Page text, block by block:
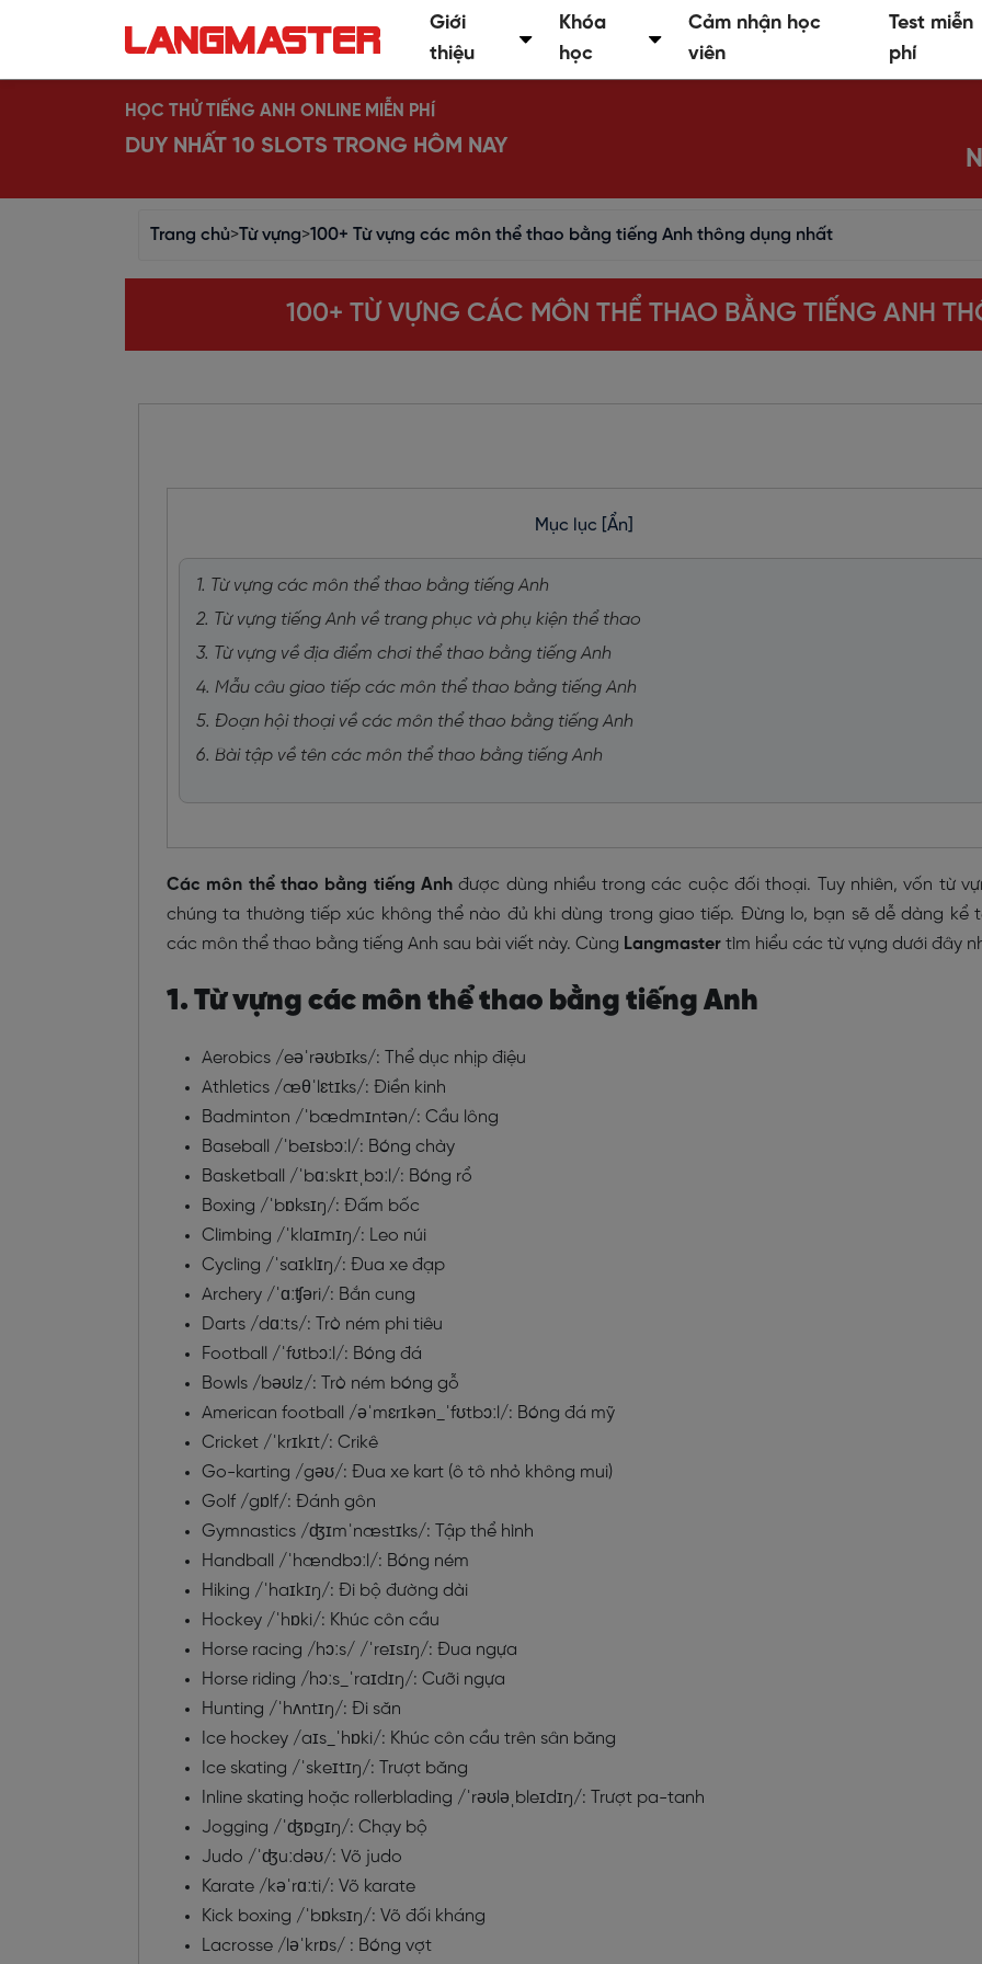
Giới
thiệu
Khóa
học
Cảm nhận học
viên
Test miễn
phí
HỌC THỬ TIẾNG ANH ONLINE MIỄN PHÍ
DUY NHẤT 10 SLOTS TRONG HÔM NAY
Trang chủ>Từ vựng>100+ Từ vựng các môn thể thao bằng tiếng Anh thông dụng nhất
100+ TỪ VỰNG CÁC MÔN THỂ THAO BẰNG TIẾNG ANH
Mục lục [Ẩn]
1. Từ vựng các môn thể thao bằng tiếng Anh
2. Từ vựng tiếng Anh về trang phục và phụ kiện thể thao
3. Từ vựng về địa điểm chơi thể thao bằng tiếng Anh
4. Mẫu câu giao tiếp các môn thể thao bằng tiếng Anh
5. Đoạn hội thoại về các môn thể thao bằng tiếng Anh
6. Bài tập về tên các môn thể thao bằng tiếng Anh
Các môn thể thao bằng tiếng Anhđược dùng nhiều trong các cuộc đối thoại. Tuy nhiên, vốn từ
chúng ta thường tiếp xúc không thể nào đủ khi dùng trong giao tiếp. Đừng lo, bạn sẽ dễ dàng kể
các môn thể thao bằng tiếng Anh sau bài viết này. Cùng Langmaster tìm hiểu các từ vựng dưới đây
1. Từ vựng các môn thể thao bằng tiếng Anh
Aerobics /eəˈrəʊbɪks/: Thể dục nhịp điệu
Athletics /æθˈlɛtɪks/: Điền kinh
Badminton /ˈbædmɪntən/: Cầu lông
Baseball /ˈbeɪsbɔːl/: Bóng chày
Basketball /ˈbɑːskɪtˌbɔːl/: Bóng rổ
Boxing /ˈbɒksɪŋ/: Đấm bốc
Climbing /ˈklaɪmɪŋ/: Leo núi
Cycling /ˈsaɪklɪŋ/: Đua xe đạp
Archery /ˈɑːʧəri/: Bắn cung
Darts /dɑːts/: Trò ném phi tiêu
Football /ˈfʊtbɔːl/: Bóng đá
Bowls /bəʊlz/: Trò ném bóng gỗ
American football /əˈmɛrɪkən_ˈfʊtbɔːl/: Bóng đá mỹ
Cricket /ˈkrɪkɪt/: Crikê
Go-karting /gəʊ/: Đua xe kart (ô tô nhỏ không mui)
Golf /gɒlf/: Đánh gôn
Gymnastics /ʤɪmˈnæstɪks/: Tập thể hình
Handball /ˈhændbɔːl/: Bóng ném
Hiking /ˈhaɪkɪŋ/: Đi bộ đường dài
Hockey /ˈhɒki/: Khúc côn cầu
Horse racing /hɔːs/ /ˈreɪsɪŋ/: Đua ngựa
Horse riding /hɔːs_ˈraɪdɪŋ/: Cưỡi ngựa
Hunting /ˈhʌntɪŋ/: Đi săn
Ice hockey /aɪs_ˈhɒki/: Khúc côn cầu trên sân băng
Ice skating /ˈskeɪtɪŋ/: Trượt băng
Inline skating hoặc rollerblading /ˈrəʊləˌbleɪdɪŋ/: Trượt pa-tanh
Jogging /ˈʤɒgɪŋ/: Chạy bộ
Judo /ˈʤuːdəʊ/: Võ judo
Karate /kəˈrɑːti/: Võ karate
Kick boxing /ˈbɒksɪŋ/: Võ đối kháng
Lacrosse / ləˈkrɒs/ : Bóng vợt